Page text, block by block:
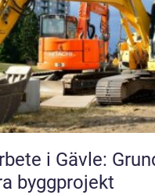
i Gävle:
byggprojekt